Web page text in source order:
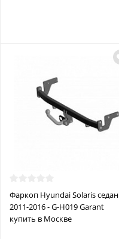
Фаркоп Hyundai Solaris седан
2011-2016 - G-H019 Garant
купить в Москве